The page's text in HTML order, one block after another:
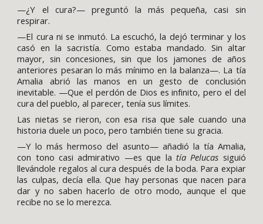
—¿Y el cura?— preguntó la más pequeña, casi sin
respirar.
—El cura ni se inmutó. La escuchó, la dejó terminar y los
casó en la sacristía. Como estaba mandado. Sin altar
mayor, sin concesiones, sin que los jamones de años
anteriores pesaran lo más mínimo en la balanza—. La tía
Amalia abrió las manos en un gesto de conclusión
inevitable. —Que el perdón de Dios es infinito, pero el del
cura del pueblo, al parecer, tenía sus límites.
Las nietas se rieron, con esa risa que sale cuando una
historia duele un poco, pero también tiene su gracia.
—Y lo más hermoso del asunto— añadió la tía Amalia,
con tono casi admirativo —es que la tía Pelucas siguió
llevándole regalos al cura después de la boda. Para expiar
las culpas, decía ella. Que hay personas que nacen para
dar y no saben hacerlo de otro modo, aunque el que
recibe no se lo merezca.